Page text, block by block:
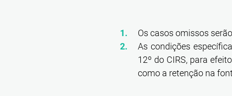
Os casos omissos
As condições
12º do CIRS, para
como a retenção na